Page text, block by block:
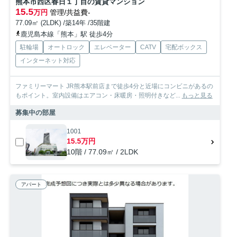
熊本市西区春日１丁目の賃貸マンション
15.5万円 管理/共益費-
77.09㎡ (2LDK) /築14年 /35階建
鹿児島本線「熊本」駅 徒歩4分
駐輪場 オートロック エレベーター CATV
宅配ボックス
インターネット対応
ファミリーマート JR熊本駅前店まで徒歩4分と近場にコンビニがあるの
もポイント。室内設備はエアコン・床暖房・照明付きなど... もっと見る
募集中の部屋
1001
15.5万円
10階 / 77.09㎡ / 2LDK
アパート